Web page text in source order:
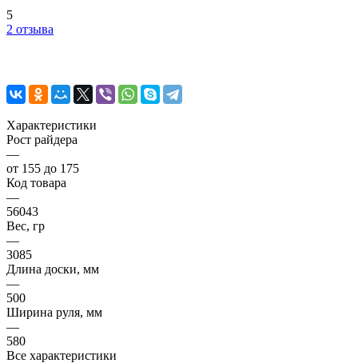
5
2 отзыва
Характеристики
Рост райдера
—
от 155 до 175
Код товара
—
56043
Вес, гр
—
3085
Длина доски, мм
—
500
Ширина руля, мм
—
580
Все характеристики